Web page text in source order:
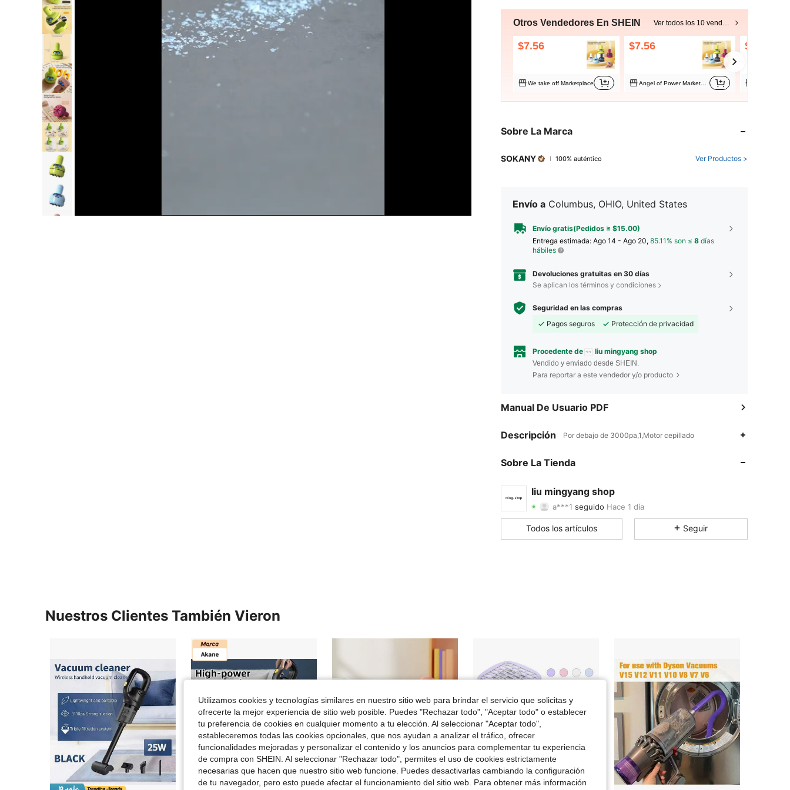
Otros Vendedores En SHEIN Ver todos los 10 vendedores
$7.56
We take off Marketplace
$7.56 $7.57
Sobre La Marca
SOKANY 100% auténtico Ver Productos >
Envío a Columbus, OHIO, United States
Envío gratis(Pedidos ≥ $15.00)
Entrega estimada: Ago 14 - Ago 20, 85.11% son ≤ 8 días
hábiles
Devoluciones gratuitas en 30 días
Se aplican los términos y condiciones
Seguridad en las compras
Pagos seguros
Protección de privacidad
Procedente de liu mingyang shop
Vendido y enviado desde SHEIN.
Para reportar a este vendedor y/o producto
Manual De Usuario PDF
Descripción Por debajo de 3000pa,1,Motor cepillado
Sobre La Tienda
liu mingyang shop
4.30 14 8
4.30
4.30 14
a***1 seguido Hace 1 día
4.30 14 8
Todos los artículos Seguir
Nuestros Clientes También Vieron
Utilizamos cookies y tecnologías similares en nuestro sitio web para brindar el servicio que solicitas y
ofrecerte la mejor experiencia de sitio web posible. Puedes "Rechazar todo", "Aceptar todo" o establecer
tu preferencia de cookies en cualquier momento a tu elección. Al seleccionar "Aceptar todo",
estableceremos todas las cookies opcionales, que nos ayudan a analizar el tráfico, ofrecer
funcionalidades mejoradas y personalizar el contenido y los anuncios para complementar tu experiencia
de compra con SHEIN. Al seleccionar "Rechazar todo", permites el uso de cookies estrictamente
necesarias que hacen que nuestro sitio web funcione. Puedes desactivarlas cambiando la configuración
de tu navegador, pero esto puede afectar el funcionamiento del sitio web. Para obtener más información